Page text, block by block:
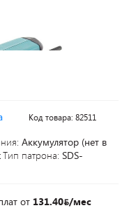
Код товара: 82511
Аккумулятор (нет в
Тип патрона: SDS-
от 131.40 /мес